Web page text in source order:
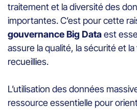
traitement et la diversité des
importantes. C’est pour cette
gouvernance Big Dataest
assure la qualité, la sécurité et
recueillies.
L’utilisation des données
ressource essentielle pour